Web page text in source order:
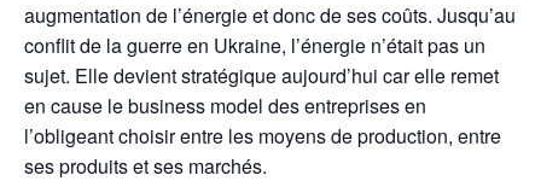
augmentation de l’énergie et donc de ses coûts. Jusqu’au
conflit de la guerre en Ukraine, l’énergie n’était pas un
sujet. Elle devient stratégique aujourd’hui car elle remet
en cause le business model des entreprises en
l’obligeant choisir entre les moyens de production, entre
ses produits et ses marchés.